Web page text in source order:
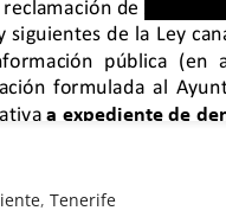
,Tenerife